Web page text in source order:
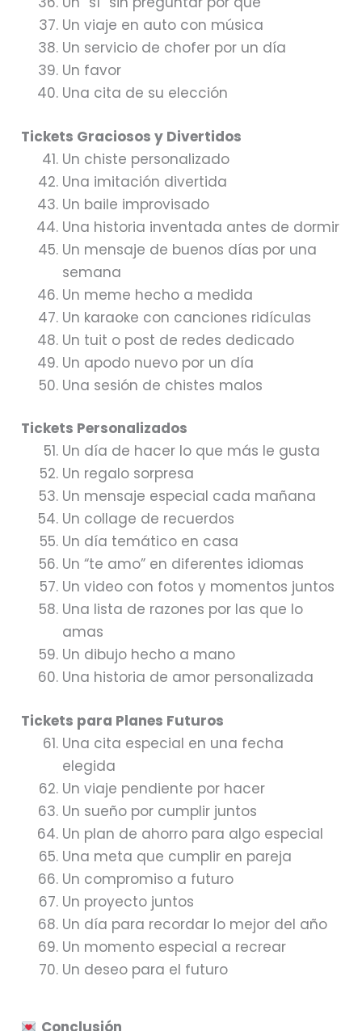
Un viaje en auto con música
Un servicio de chofer por un día
Un favor
Una cita de su elección
Tickets Graciosos y Divertidos
Un chiste personalizado
Una imitación divertida
Un baile improvisado
Una historia inventada antes de dormir
Un mensaje de buenos días por una
semana
Un meme hecho a medida
Un karaoke con canciones ridículas
Un tuit o post de redes dedicado
Un apodo nuevo por un día
Una sesión de chistes malos
Tickets Personalizados
Un día de hacer lo que más le gusta
Un regalo sorpresa
Un mensaje especial cada mañana
Un collage de recuerdos
Un día temático en casa
Un “te amo” en diferentes idiomas
Un video con fotos y momentos juntos
Una lista de razones por las que lo
amas
Un dibujo hecho a mano
Una historia de amor personalizada
Tickets para Planes Futuros
Una cita especial en una fecha
elegida
Un viaje pendiente por hacer
Un sueño por cumplir juntos
Un plan de ahorro para algo especial
Una meta que cumplir en pareja
Un compromiso a futuro
Un proyecto juntos
Un día para recordar lo mejor del año
Un momento especial a recrear
Un deseo para el futuro